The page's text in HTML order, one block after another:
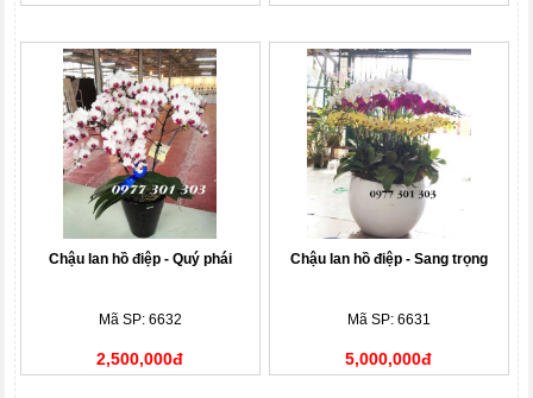
Chậu lan hồ điệp - Quý phái
Mã SP: 6632
2,500,000đ
Chậu lan hồ điệp - Sang trọng
Mã SP: 6631
5,000,000đ